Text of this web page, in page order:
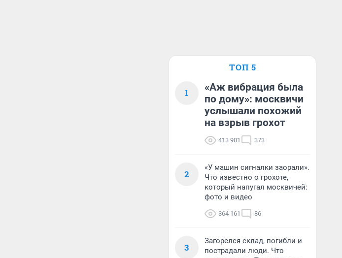
ТОП 5
1
«Аж вибрация была
по дому»: москвичи
услышали похожий
на взрыв грохот
413 901 373
2
«У машин сигналки заорали».
Что известно о грохоте,
который напугал москвичей:
фото и видео
364 161 86
3
Загорелся склад, погибли и
пострадали люди. Что